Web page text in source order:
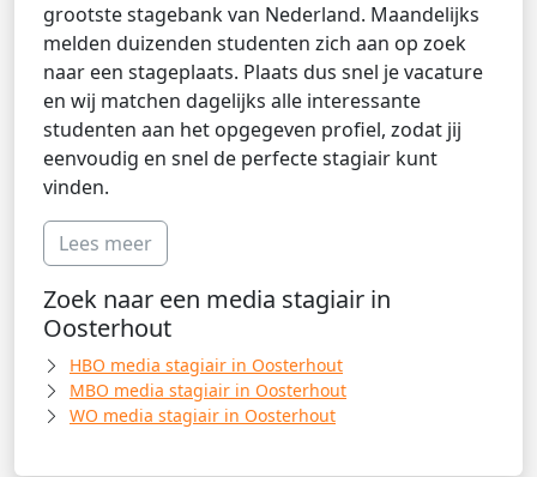
grootste stagebank van Nederland. Maandelijks
melden duizenden studenten zich aan op zoek
naar een stageplaats. Plaats dus snel je vacature
en wij matchen dagelijks alle interessante
studenten aan het opgegeven profiel, zodat jij
eenvoudig en snel de perfecte stagiair kunt
vinden.
Lees meer
Zoek naar een media stagiair in
Oosterhout
HBO media stagiair in Oosterhout
MBO media stagiair in Oosterhout
WO media stagiair in Oosterhout